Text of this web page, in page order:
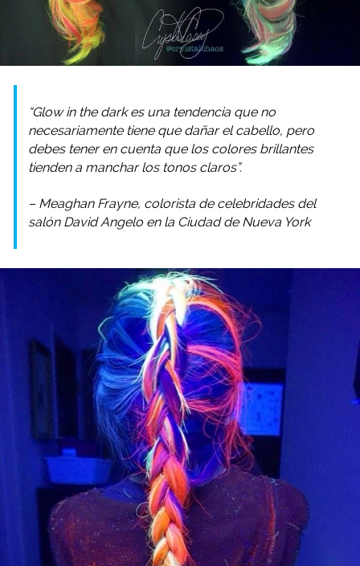
“Glow in the dark es una tendencia que no
necesariamente tiene que dañar el cabello, pero
debes tener en cuenta que los colores brillantes
tienden a manchar los tonos claros”.
– Meaghan Frayne, colorista de celebridades del
salón David Angelo en la Ciudad de Nueva York